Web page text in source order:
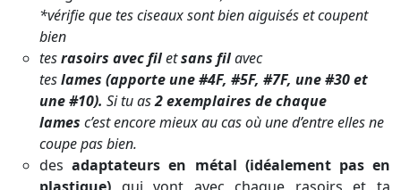
*vérifie que tes ciseaux sont bien aiguisés et coupent
bien
tesrasoirs avec filetsans filavec
teslames (apporte une #4F, #5F, #7F, une #30 et
une #10). Si tu as2exemplaires de chaque
lames c’est encore mieux au cas où une d’entre elles ne
coupe pas bien.
desadaptateurs en métal (idéalement pas en